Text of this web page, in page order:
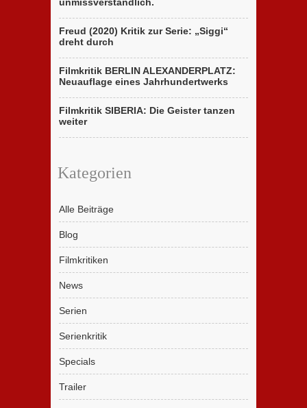
Freud (2020) Kritik zur Serie: „Siggi“
dreht durch
Filmkritik BERLIN ALEXANDERPLATZ:
Neuauflage eines Jahrhundertwerks
Filmkritik SIBERIA: Die Geister tanzen
weiter
Kategorien
Alle Beiträge
Blog
Filmkritiken
News
Serien
Serienkritik
Specials
Trailer